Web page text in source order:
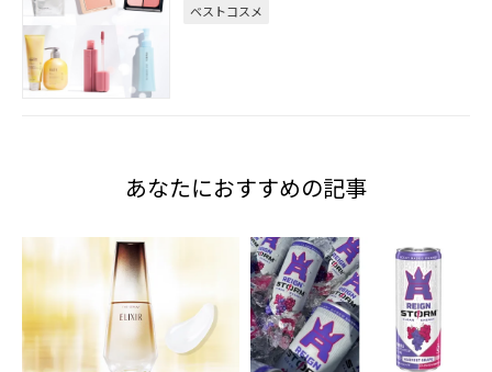
ベストコスメ
あなたにおすすめの記事